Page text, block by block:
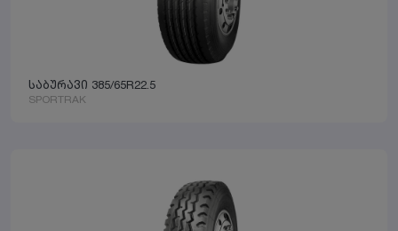
საბურავი 385/65R22.5
SPORTRAK